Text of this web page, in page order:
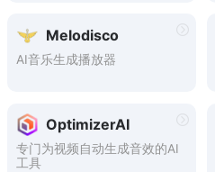
Melodisco
AI音乐生成播放器
OptimizerAI
专门为视频自动生成音效的AI
工具